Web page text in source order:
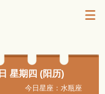
星期四 (阳历)
今日星座：水瓶座